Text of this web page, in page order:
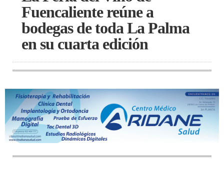
Fuencaliente reúne a
bodegas de toda La Palma
en su cuarta edición